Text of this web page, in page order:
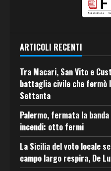
ARTICOLI RECENTI
Tra Macari, San Vito e
battaglia civile che fermò
Settanta
Palermo, fermata la
incendi: otto fermi
La Sicilia del voto locale
campo largo respira, De